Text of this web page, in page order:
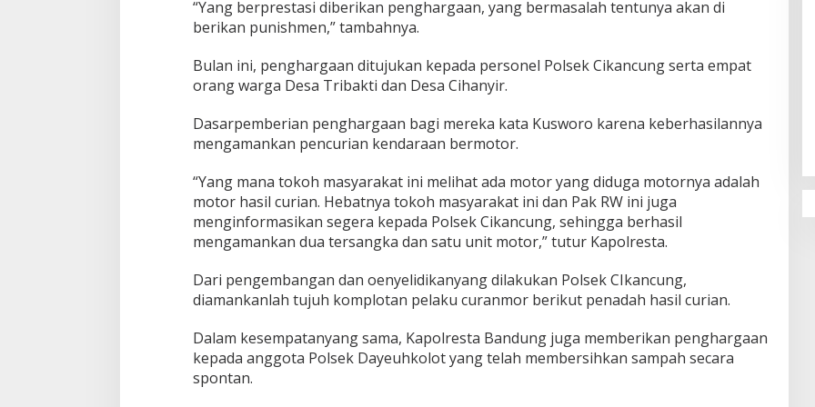
n
M
s
y
a
k
t
B
e
r
p
e
s
s
i
“Yang berprestasi diberikan penghargaan, yang bermasalah tentunya akan di
berikan punishmen,” tambahnya.
Bulan ini, penghargaan ditujukan kepada personel Polsek Cikancung serta empat
orang warga Desa Tribakti dan Desa Cihanyir.
Dasarpemberian penghargaan bagi mereka kata Kusworo karena keberhasilannya
mengamankan pencurian kendaraan bermotor.
“Yang mana tokoh masyarakat ini melihat ada motor yang diduga motornya adalah
motor hasil curian. Hebatnya tokoh masyarakat ini dan Pak RW ini juga
menginformasikan segera kepada Polsek Cikancung, sehingga berhasil
mengamankan dua tersangka dan satu unit motor,” tutur Kapolresta.
Dari pengembangan dan oenyelidikanyang dilakukan Polsek CIkancung,
diamankanlah tujuh komplotan pelaku curanmor berikut penadah hasil curian.
Dalam kesempatanyang sama, Kapolresta Bandung juga memberikan penghargaan
kepada anggota Polsek Dayeuhkolot yang telah membersihkan sampah secara
spontan.
Karakter Sekolah Nur Al Rahman
Bikin Sekolah di Malaysia Tertarik